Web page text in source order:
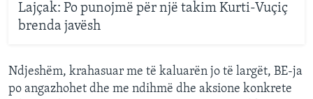
Lajçak: Po punojmë për një takim Kurti-Vuçiç
brenda javësh
Ndjeshëm, krahasuar me të kaluarën jo të largët, BE-ja
po angazhohet dhe me ndihmë dhe aksione konkrete